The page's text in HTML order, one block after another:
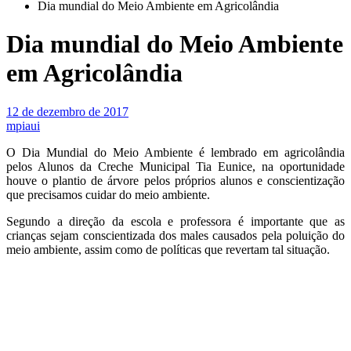
Dia mundial do Meio Ambiente em Agricolândia
Dia mundial do Meio Ambiente
em Agricolândia
12 de dezembro de 2017
mpiaui
O Dia Mundial do Meio Ambiente é lembrado em agricolândia
pelos Alunos da Creche Municipal Tia Eunice, na oportunidade
houve o plantio de árvore pelos próprios alunos e conscientização
que precisamos cuidar do meio ambiente.
Segundo a direção da escola e professora é importante que as
crianças sejam conscientizada dos males causados pela poluição do
meio ambiente, assim como de políticas que revertam tal situação.